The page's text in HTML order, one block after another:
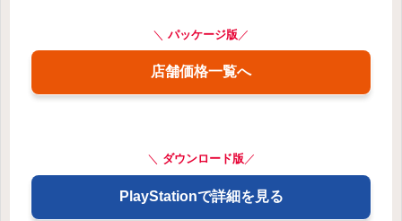
＼ パッケージ版 ／
店舗価格一覧へ
＼ ダウンロード版／
PlayStationで詳細を見る